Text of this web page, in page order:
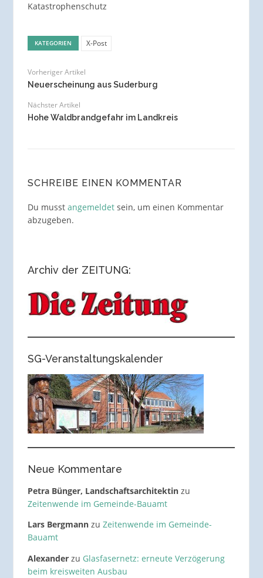
Katastrophenschutz
KATEGORIEN X-Post
Vorheriger Artikel
Neuerscheinung aus Suderburg
Nächster Artikel
Hohe Waldbrandgefahr im Landkreis
SCHREIBE EINEN KOMMENTAR
Du musst angemeldetsein, um einen Kommentar
abzugeben.
Archiv der ZEITUNG:
SG-Veranstaltungskalender
Neue Kommentare
Petra Bünger, Landschaftsarchitektinzu
Zeitenwende im Gemeinde-Bauamt
Lars Bergmannzu Zeitenwende im Gemeinde-
Bauamt
Alexanderzu Glasfasernetz: erneute Verzögerung
beim kreisweiten Ausbau